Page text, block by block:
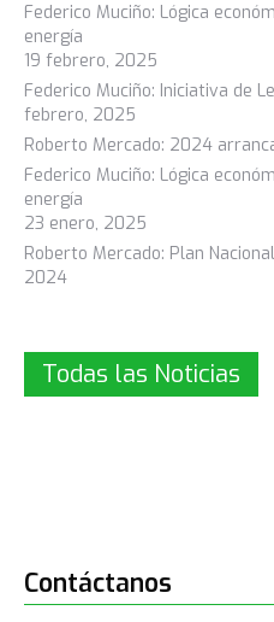
Federico Muciño: Lógica
energía
19 febrero, 2025
Federico Muciño: Iniciativa de
febrero, 2025
Roberto Mercado: 2024
Federico Muciño: Lógica
energía
23 enero, 2025
Roberto Mercado: Plan
2024
Todas las Noticias
Contáctanos